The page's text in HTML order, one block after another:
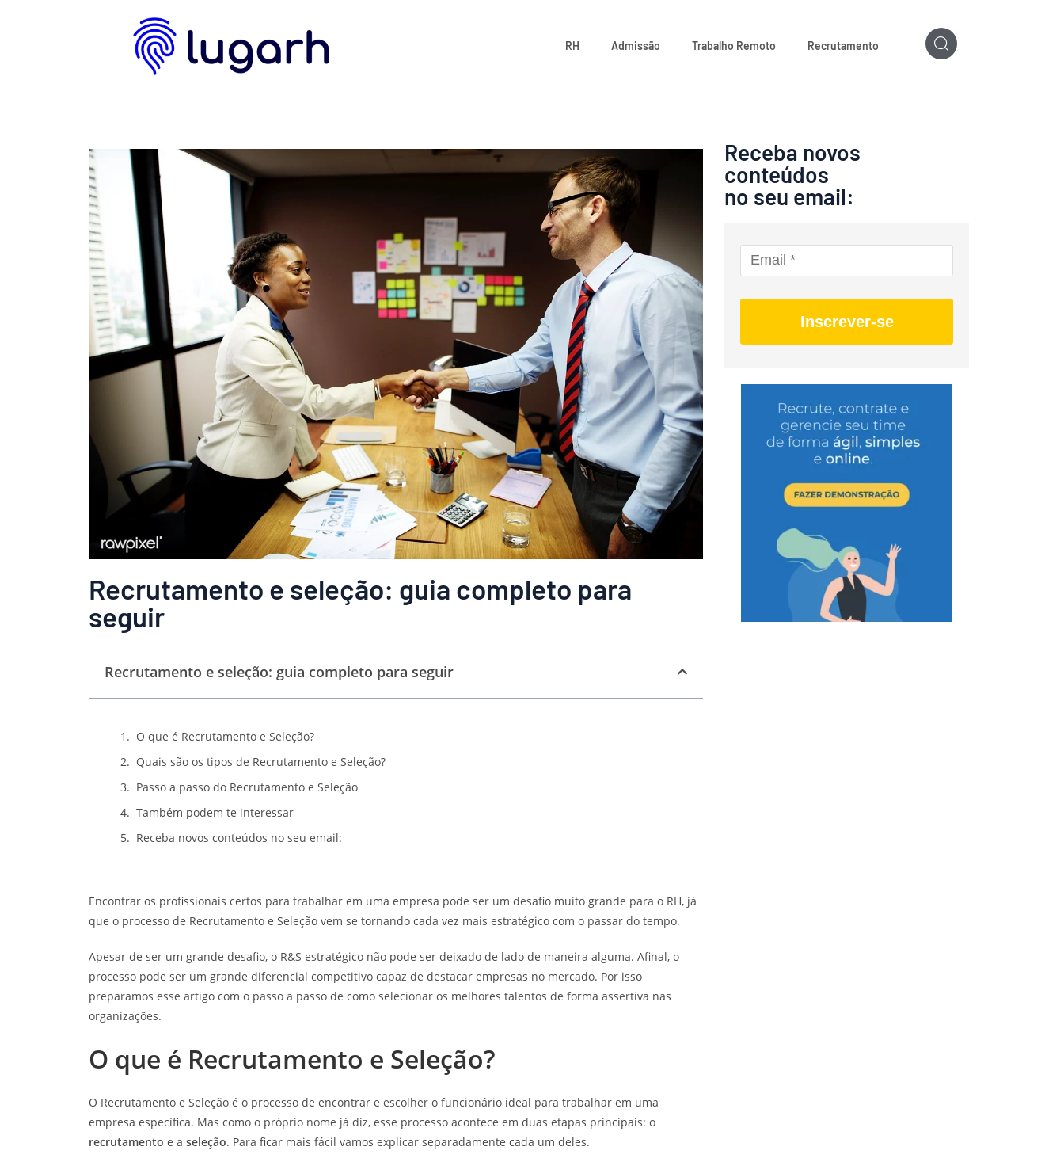
RH Admissão Trabalho Remoto Recrutamento
Recrutamento e seleção: guia completo para
seguir
Recrutamento e seleção: guia completo para seguir
O que é Recrutamento e Seleção?
Quais são os tipos de Recrutamento e Seleção?
Passo a passo do Recrutamento e Seleção
Também podem te interessar
Receba novos conteúdos no seu email:
Encontrar os profissionais certos para trabalhar em uma empresa pode ser um desafio muito grande para o RH, já
que o processo de Recrutamento e Seleção vem se tornando cada vez mais estratégico com o passar do tempo.
Apesar de ser um grande desafio, o R&S estratégico não pode ser deixado de lado de maneira alguma. Afinal, o
processo pode ser um grande diferencial competitivo capaz de destacar empresas no mercado. Por isso
preparamos esse artigo com o passo a passo de como selecionar os melhores talentos de forma assertiva nas
organizações.
O que é Recrutamento e Seleção?
O Recrutamento e Seleção é o processo de encontrar e escolher o funcionário ideal para trabalhar em uma
empresa específica. Mas como o próprio nome já diz, esse processo acontece em duas etapas principais: o
recrutamento e a seleção. Para ficar mais fácil vamos explicar separadamente cada um deles.
Receba novos
conteúdos
no seu email:
Inscrever-se